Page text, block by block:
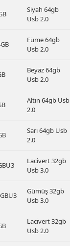
Siyah 64gb
Usb 2.0
Füme 64gb
Usb 2.0
Beyaz 64gb
Usb 2.0
Altın 64gb Usb
2.0
Sarı 64gb Usb
2.0
Lacivert 32gb
Usb 3.0
Gümüş 32gb
Usb 3.0
Lacivert 32gb
Usb 2.0